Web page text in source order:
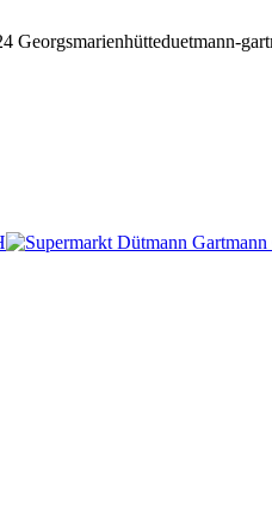
Georgsmarienhütteduetmann-